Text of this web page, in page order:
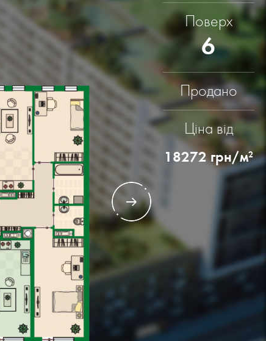
Поверх
6
Продано
Ціна від
18272грн/м2
Квартира
кімнат: 2
ПЛОЩА - 74.51 М2
ПЛОЩА - 34.01 М2